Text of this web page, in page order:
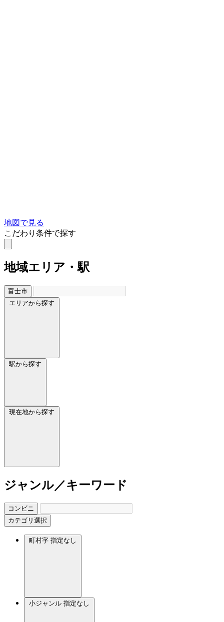
地図で見る
こだわり条件で探す
地域エリア・駅
富士市
エリアから探す
駅から探す
現在地から探す
ジャンル／キーワード
コンビニ
カテゴリ選択
町村字 指定なし
小ジャンル 指定なし